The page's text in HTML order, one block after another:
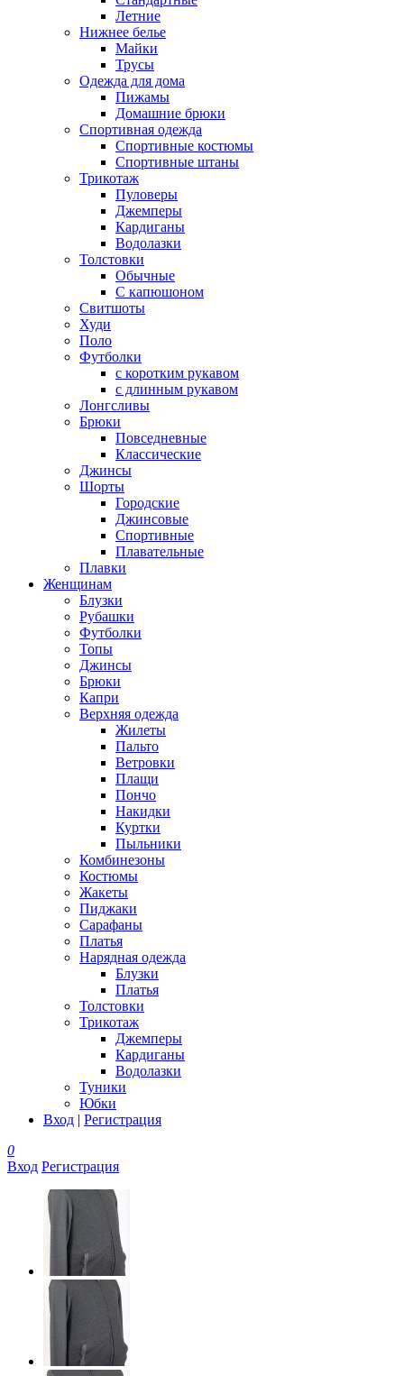
Летние
Нижнее белье
Майки
Трусы
Одежда для дома
Пижамы
Домашние брюки
Спортивная одежда
Спортивные костюмы
Спортивные штаны
Трикотаж
Пуловеры
Джемперы
Кардиганы
Водолазки
Толстовки
Обычные
С капюшоном
Свитшоты
Худи
Поло
Футболки
с коротким рукавом
с длинным рукавом
Лонгсливы
Брюки
Повседневные
Классические
Джинсы
Шорты
Городские
Джинсовые
Спортивные
Плавательные
Плавки
Женщинам
Блузки
Рубашки
Футболки
Топы
Джинсы
Брюки
Капри
Верхняя одежда
Жилеты
Пальто
Ветровки
Плащи
Пончо
Накидки
Куртки
Пыльники
Комбинезоны
Костюмы
Жакеты
Пиджаки
Сарафаны
Платья
Нарядная одежда
Блузки
Платья
Толстовки
Трикотаж
Джемперы
Кардиганы
Водолазки
Туники
Юбки
Вход | Регистрация
0
Вход Регистрация